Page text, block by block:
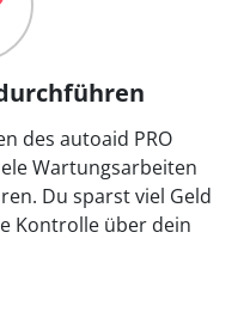
des autoaid PRO
Wartungsarbeiten
Du sparst viel Geld
Kontrolle über dein